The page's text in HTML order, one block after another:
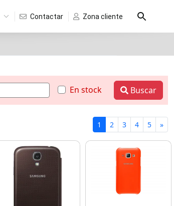
Contactar Zona cliente
En stock Buscar
1 2 3 4 5 »